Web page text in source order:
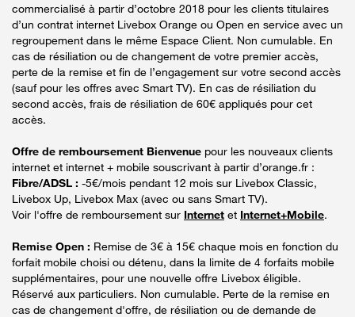
commercialisé à partir d’octobre 2018 pour les clients titulaires
d’un contrat internet Livebox Orange ou Open en service avec un
regroupement dans le même Espace Client. Non cumulable. En
cas de résiliation ou de changement de votre premier accès,
perte de la remise et fin de l’engagement sur votre second accès
(sauf pour les offres avec Smart TV). En cas de résiliation du
second accès, frais de résiliation de 60€ appliqués pour cet
accès.
Offre de remboursement Bienvenue pour les nouveaux clients
internet et internet + mobile souscrivant à partir d’orange.fr :
Fibre/ADSL : -5€/mois pendant 12 mois sur Livebox Classic,
Livebox Up, Livebox Max (avec ou sans Smart TV).
Voir l'offre de remboursement sur Internet et Internet+Mobile.
Remise Open : Remise de 3€ à 15€ chaque mois en fonction du
forfait mobile choisi ou détenu, dans la limite de 4 forfaits mobile
supplémentaires, pour une nouvelle offre Livebox éligible.
Réservé aux particuliers. Non cumulable. Perte de la remise en
cas de changement d'offre, de résiliation ou de demande de